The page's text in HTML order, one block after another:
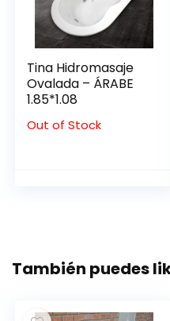
Tina Hidromasaje
Ovalada – ÁRABE
1.85*1.08
Out of Stock
También puedes